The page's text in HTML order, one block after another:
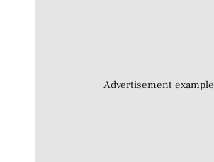
Advertisement example